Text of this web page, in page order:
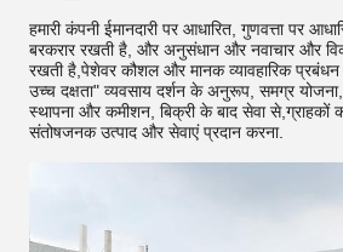
हमारी कंपनी ईमानदारी पर आधारित, गुणवत्ता पर
बरकरार रखती है, और अनुसंधान और नवाचार और
रखती है,पेशेवर कौशल और मानक व्यावहारिक
उच्च दक्षता" व्यवसाय दर्शन के अनुरूप, समग्र योजना,
स्थापना और कमीशन, बिक्री के बाद सेवा
संतोषजनक उत्पाद और सेवाएं प्रदान करना.